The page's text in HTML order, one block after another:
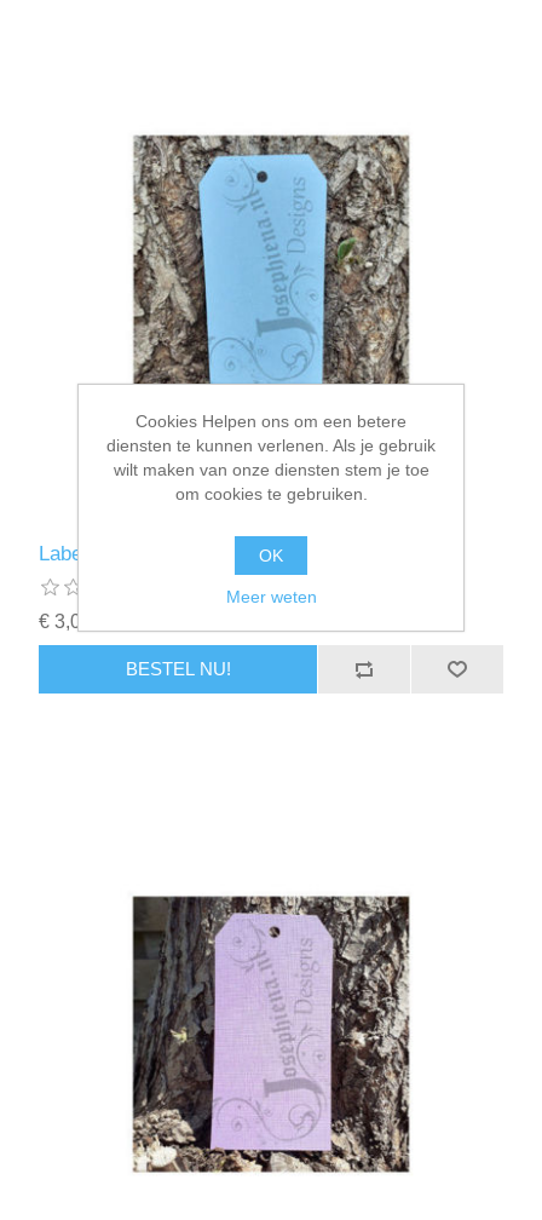
Label 14 - tag 10
€ 3,00 incl. BTW
BESTEL NU!
Cookies Helpen ons om een betere
diensten te kunnen verlenen. Als je gebruik
wilt maken van onze diensten stem je toe
om cookies te gebruiken.
OK
Meer weten